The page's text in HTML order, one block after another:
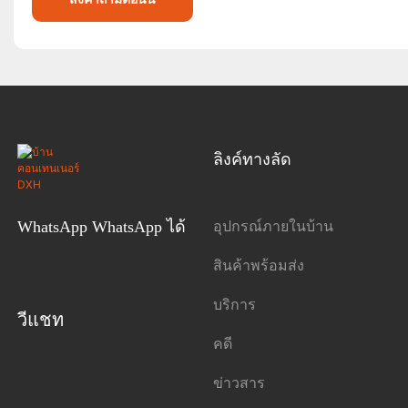
WhatsApp WhatsApp ได้
วีแชท
ลิงค์ทางลัด
อุปกรณ์ภายในบ้าน
สินค้าพร้อมส่ง
บริการ
คดี
ข่าวสาร